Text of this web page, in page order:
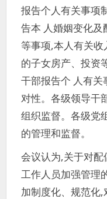
报告个人有关事项
告本 人婚姻变化及
等事项,本人有关
的子女房产、投资
干部报告个 人有
对性。各级领导干
组织监督。各级党
的管理和监督。
会议认为,关于对
工作人员加强管理
加制度化、规范化